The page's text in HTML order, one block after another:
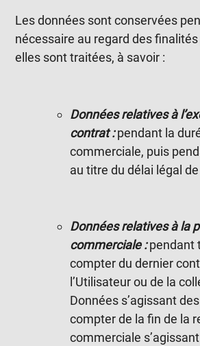
Les données sont conservées
nécessaire au regard des
elles sont traitées, à savoir :
Données relatives à
contrat :pendant la
commerciale, puis
au titre du délai légal
Données relatives à la
commerciale :pendant
compter du dernier
l’Utilisateur ou de la
Données s’agissant
compter de la fin de la
commerciale